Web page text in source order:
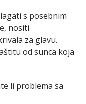
s posebnim
nositi
za glavu.
od sunca koja
li problema sa